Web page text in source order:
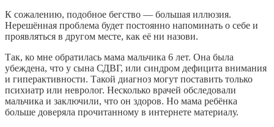
К сожалению, подобное бегство — большая иллюзия.
Нерешённая проблема будет постоянно напоминать о себе и
проявляться в другом месте, как её ни назови.
Так, ко мне обратилась мама мальчика 6 лет. Она была
убеждена, что у сына СДВГ, или синдром дефицита внимания
и гиперактивности. Такой диагноз могут поставить только
психиатр или невролог. Несколько врачей обследовали
мальчика и заключили, что он здоров. Но мама ребёнка
больше доверяла прочитанному в интернете материалу.